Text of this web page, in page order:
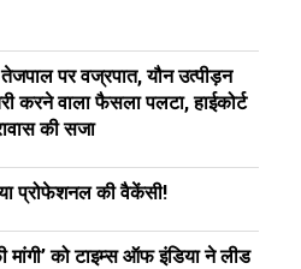
पर वज्रपात, यौन उत्पीड़न
करने वाला फैसला पलटा, हाईकोर्ट
की सजा
प्रोफेशनल की वैकेंसी!
को टाइम्स ऑफ इंडिया ने लीड